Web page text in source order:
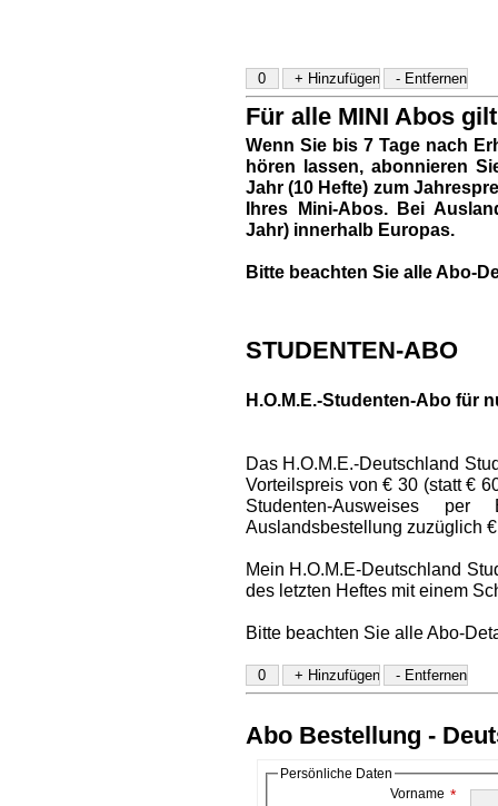
Für alle MINI Abos
Wenn Sie bis 7 Tage nach
hören lassen, abonnieren
Jahr (10 Hefte) zum
Ihres Mini-Abos. Bei
Jahr) innerhalb Europas.
Bitte beachten Sie alle Abo-
STUDENTEN-ABO
H.O.M.E.-Studenten-Abo für
Das H.O.M.E.-Deutschland
Vorteilspreis von € 30 (statt €
Studenten-Ausweises
Auslandsbestellung zuzüglich
Mein H.O.M.E-Deutschland
des letzten Heftes mit einem
Bitte beachten Sie alle Abo-
Abo Bestellung -
Persönliche Daten
Vorname *